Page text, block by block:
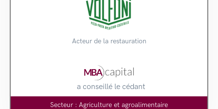
Acteur de la restauration
a conseillé le cédant
Secteur : Agriculture et agroalimentaire